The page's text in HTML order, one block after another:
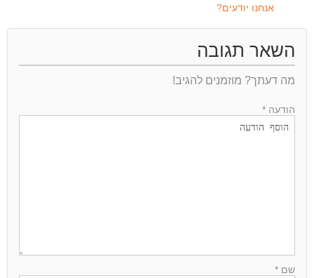
אנחנו יודעים?
השאר תגובה
מה דעתך? מוזמנים להגיב!
הודעה *
שם *